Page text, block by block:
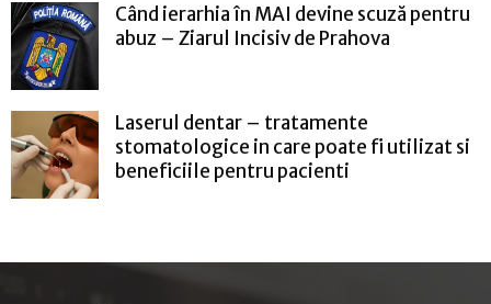
Când ierarhia în MAI devine scuză pentru
abuz – Ziarul Incisiv de Prahova
Laserul dentar – tratamente
stomatologice in care poate fi utilizat si
beneficiile pentru pacienti